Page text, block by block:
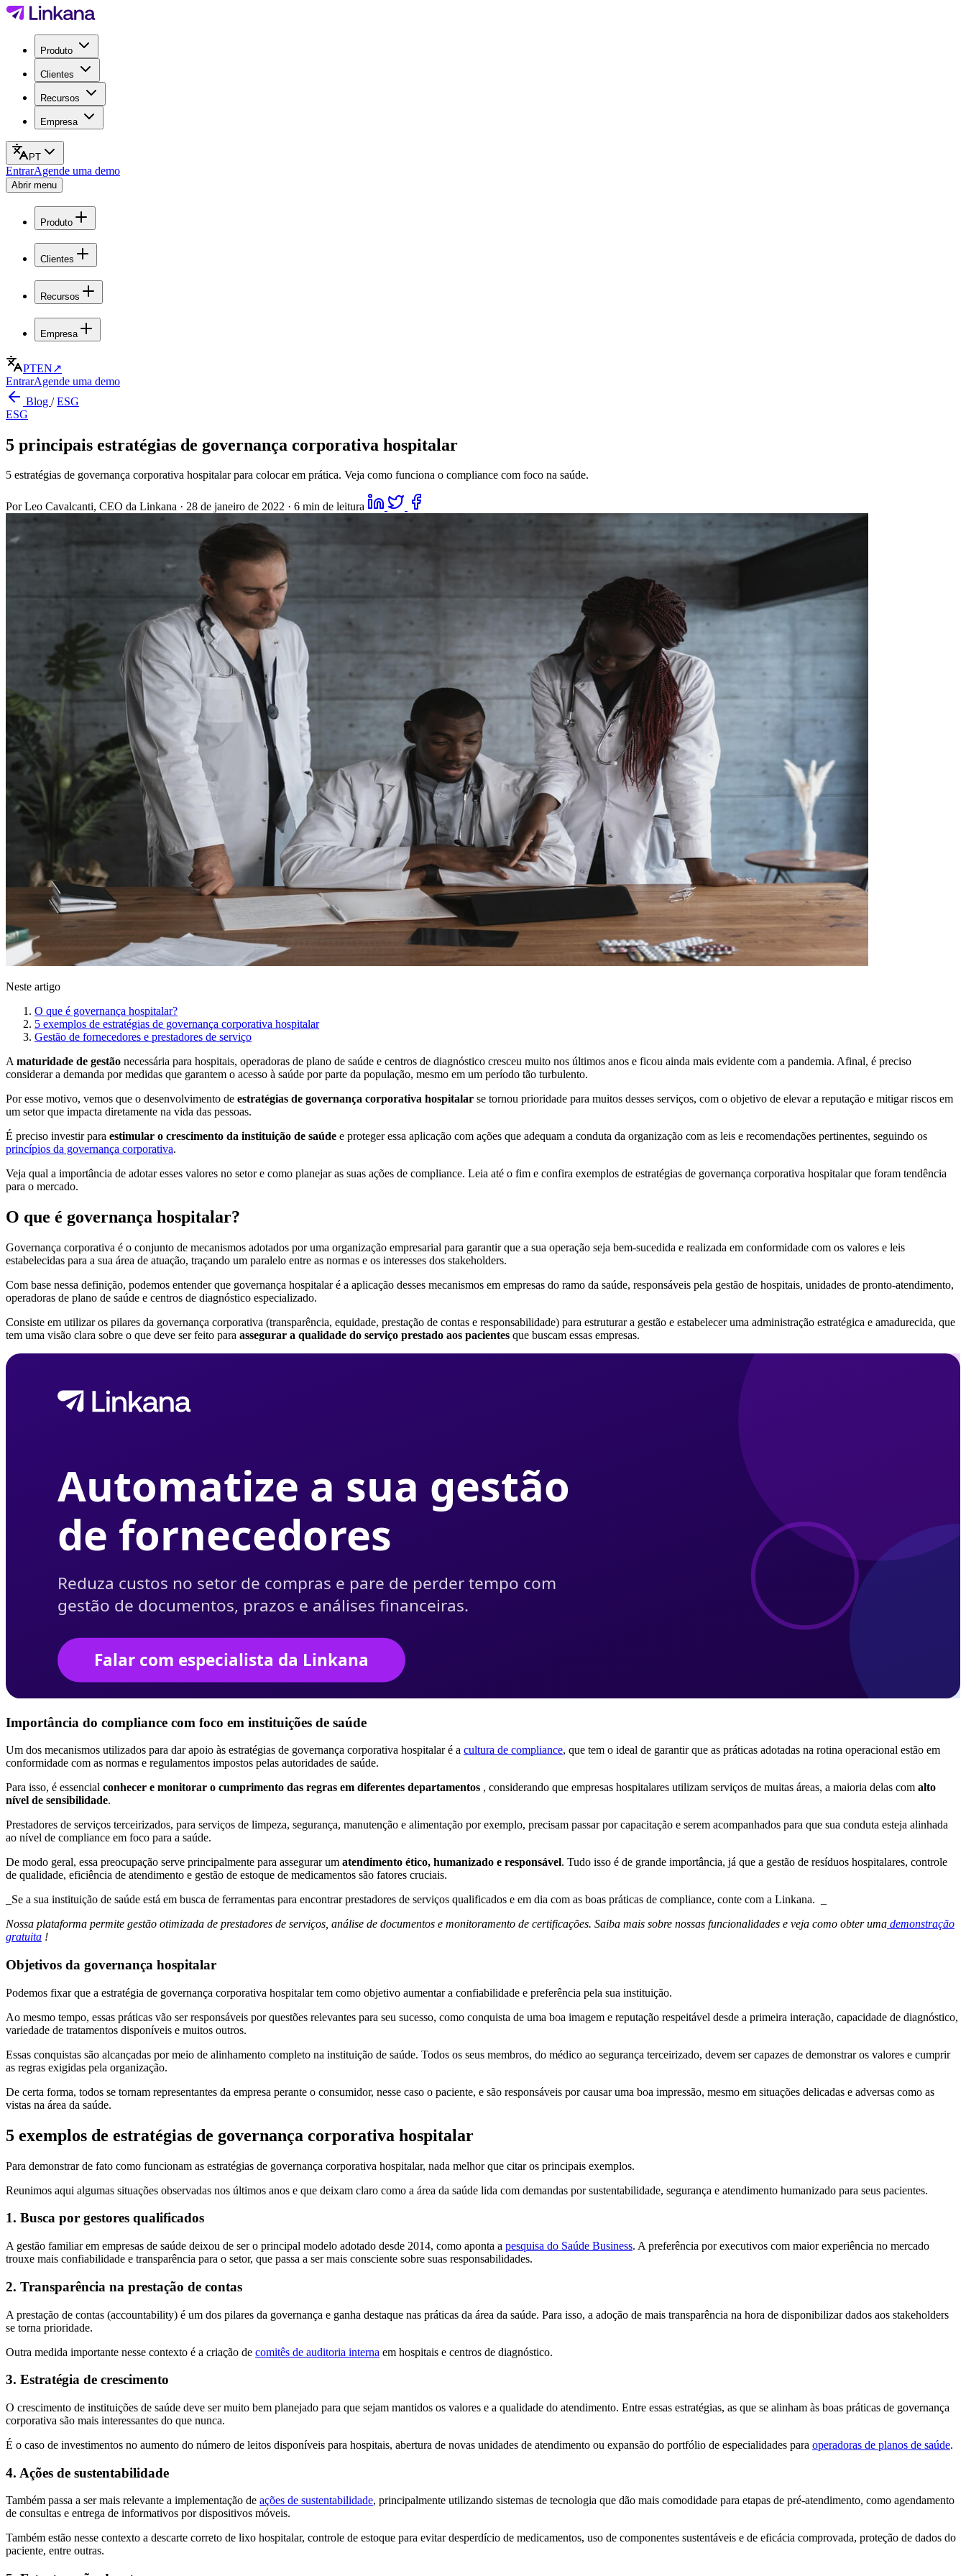
Produto
Clientes
Recursos
Empresa
PT
EntrarAgende uma demo
Abrir menu
Produto
Clientes
Recursos
Empresa
PTEN↗
EntrarAgende uma demo
Blog /ESG
ESG
5 principais estratégias de governança corporativa hospitalar
5 estratégias de governança corporativa hospitalar para colocar em prática. Veja como funciona o compliance com foco na saúde.
Por Leo Cavalcanti, CEO da Linkana · 28 de janeiro de 2022 · 6 min de leitura
Neste artigo
O que é governança hospitalar?
5 exemplos de estratégias de governança corporativa hospitalar
Gestão de fornecedores e prestadores de serviço
Amaturidade de gestão necessária para hospitais, operadoras de plano de saúde e centros de diagnóstico cresceu muito nos últimos anos e ficou ainda mais evidente com a pandemia. Afinal, é preciso
considerar a demanda por medidas que garantem o acesso à saúde por parte da população, mesmo em um período tão turbulento.
Por esse motivo, vemos que o desenvolvimento de estratégias de governança corporativa hospitalar se tornou prioridade para muitos desses serviços, com o objetivo de elevar a reputação e mitigar riscos em
um setor que impacta diretamente na vida das pessoas.
É preciso investir para estimular o crescimento da instituição de saúde e proteger essa aplicação com ações que adequam a conduta da organização com as leis e recomendações pertinentes, seguindo os
princípios da governança corporativa.
Veja qual a importância de adotar esses valores no setor e como planejar as suas ações de compliance. Leia até o fim e confira exemplos de estratégias de governança corporativa hospitalar que foram tendência
para o mercado.
O que é governança hospitalar?
Governança corporativa é o conjunto de mecanismos adotados por uma organização empresarial para garantir que a sua operação seja bem-sucedida e realizada em conformidade com os valores e leis
estabelecidas para a sua área de atuação, traçando um paralelo entre as normas e os interesses dos stakeholders.
Com base nessa definição, podemos entender que governança hospitalar é a aplicação desses mecanismos em empresas do ramo da saúde, responsáveis pela gestão de hospitais, unidades de pronto-atendimento,
operadoras de plano de saúde e centros de diagnóstico especializado.
Consiste em utilizar os pilares da governança corporativa (transparência, equidade, prestação de contas e responsabilidade) para estruturar a gestão e estabelecer uma administração estratégica e amadurecida, que
tem uma visão clara sobre o que deve ser feito para assegurar a qualidade do serviço prestado aos pacientes que buscam essas empresas.
Importância do compliance com foco em instituições de saúde
Um dos mecanismos utilizados para dar apoio às estratégias de governança corporativa hospitalar é a cultura de compliance, que tem o ideal de garantir que as práticas adotadas na rotina operacional estão em
conformidade com as normas e regulamentos impostos pelas autoridades de saúde.
Para isso, é essencial conhecer e monitorar o cumprimento das regras em diferentes departamentos , considerando que empresas hospitalares utilizam serviços de muitas áreas, a maioria delas com alto
nível de sensibilidade.
Prestadores de serviços terceirizados, para serviços de limpeza, segurança, manutenção e alimentação por exemplo, precisam passar por capacitação e serem acompanhados para que sua conduta esteja alinhada
ao nível de compliance em foco para a saúde.
De modo geral, essa preocupação serve principalmente para assegurar um atendimento ético, humanizado e responsável. Tudo isso é de grande importância, já que a gestão de resíduos hospitalares, controle
de qualidade, eficiência de atendimento e gestão de estoque de medicamentos são fatores cruciais.
_Se a sua instituição de saúde está em busca de ferramentas para encontrar prestadores de serviços qualificados e em dia com as boas práticas de compliance, conte com a Linkana. _
Nossa plataforma permite gestão otimizada de prestadores de serviços, análise de documentos e monitoramento de certificações. Saiba mais sobre nossas funcionalidades e veja como obter uma demonstração
gratuita !
Objetivos da governança hospitalar
Podemos fixar que a estratégia de governança corporativa hospitalar tem como objetivo aumentar a confiabilidade e preferência pela sua instituição.
Ao mesmo tempo, essas práticas vão ser responsáveis por questões relevantes para seu sucesso, como conquista de uma boa imagem e reputação respeitável desde a primeira interação, capacidade de diagnóstico,
variedade de tratamentos disponíveis e muitos outros.
Essas conquistas são alcançadas por meio de alinhamento completo na instituição de saúde. Todos os seus membros, do médico ao segurança terceirizado, devem ser capazes de demonstrar os valores e cumprir
as regras exigidas pela organização.
De certa forma, todos se tornam representantes da empresa perante o consumidor, nesse caso o paciente, e são responsáveis por causar uma boa impressão, mesmo em situações delicadas e adversas como as
vistas na área da saúde.
5 exemplos de estratégias de governança corporativa hospitalar
Para demonstrar de fato como funcionam as estratégias de governança corporativa hospitalar, nada melhor que citar os principais exemplos.
Reunimos aqui algumas situações observadas nos últimos anos e que deixam claro como a área da saúde lida com demandas por sustentabilidade, segurança e atendimento humanizado para seus pacientes.
1. Busca por gestores qualificados
A gestão familiar em empresas de saúde deixou de ser o principal modelo adotado desde 2014, como aponta a pesquisa do Saúde Business. A preferência por executivos com maior experiência no mercado
trouxe mais confiabilidade e transparência para o setor, que passa a ser mais consciente sobre suas responsabilidades.
2. Transparência na prestação de contas
A prestação de contas (accountability) é um dos pilares da governança e ganha destaque nas práticas da área da saúde. Para isso, a adoção de mais transparência na hora de disponibilizar dados aos stakeholders
se torna prioridade.
Outra medida importante nesse contexto é a criação de comitês de auditoria interna em hospitais e centros de diagnóstico.
3. Estratégia de crescimento
O crescimento de instituições de saúde deve ser muito bem planejado para que sejam mantidos os valores e a qualidade do atendimento. Entre essas estratégias, as que se alinham às boas práticas de governança
corporativa são mais interessantes do que nunca.
É o caso de investimentos no aumento do número de leitos disponíveis para hospitais, abertura de novas unidades de atendimento ou expansão do portfólio de especialidades para operadoras de planos de saúde.
4. Ações de sustentabilidade
Também passa a ser mais relevante a implementação de ações de sustentabilidade, principalmente utilizando sistemas de tecnologia que dão mais comodidade para etapas de pré-atendimento, como agendamento
de consultas e entrega de informativos por dispositivos móveis.
Também estão nesse contexto a descarte correto de lixo hospitalar, controle de estoque para evitar desperdício de medicamentos, uso de componentes sustentáveis e de eficácia comprovada, proteção de dados do
paciente, entre outras.